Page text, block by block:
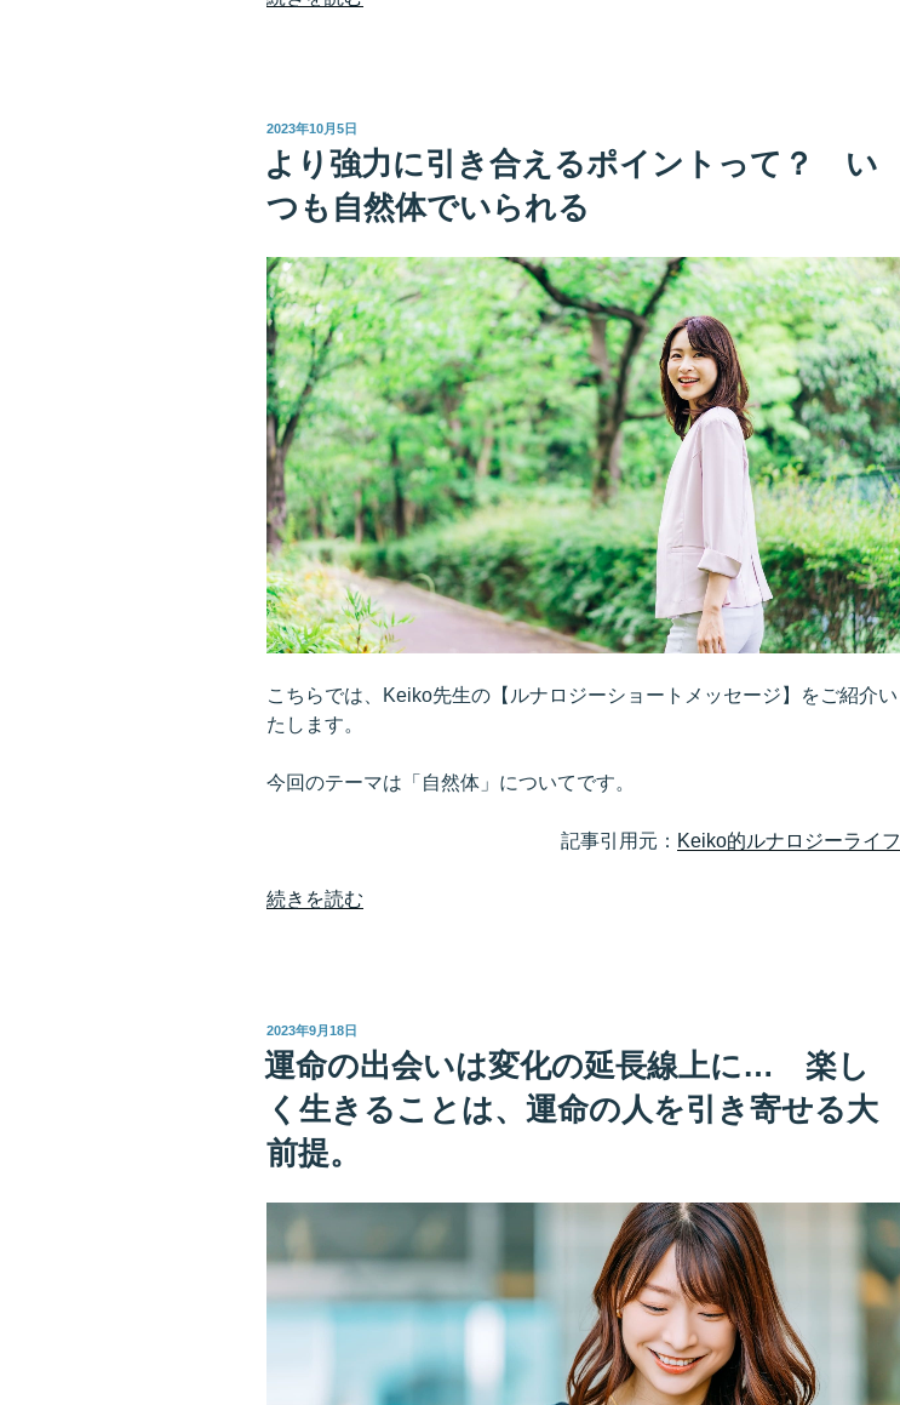
を
知
て
い
た
言
葉
が
な
く
て
も
通
じ
合
う”
投
日:
2023年10月5日
より強力に引き合えるポイントって？ い
つも自然体でいられる
こちらでは、Keiko先生の【ルナロジーショートメッセージ】をご紹介い
たします。
今回のテーマは「自然体」についてです。
記事引用元： Keiko的ルナロジーライフ
“よ
き
合
え
る
ト
続きを読む
投
稿
日:
2023年9月18日
運命の出会いは変化の延長線上に… 楽し
く生きることは、運命の人を引き寄せる大
前提。